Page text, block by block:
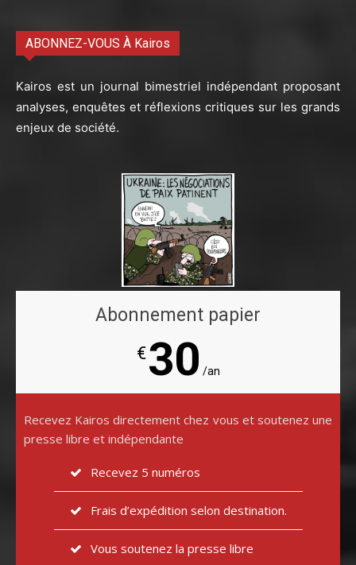
ABONNEZ-VOUS À Kairos
Kairos est un journal bimestriel indépendant proposant
analyses, enquêtes et réflexions critiques sur les grands
enjeux de société.
Abonnement papier
€30 /an
Recevez Kairos directement chez vous et soutenez une
presse libre et indépendante
Recevez 5 numéros
Frais d’expédition selon destination.
Vous soutenez la presse libre